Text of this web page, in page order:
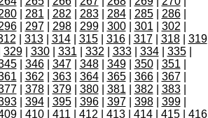
| 281 282 283| 284| 285| 286|
| 297| 298| 299| 300| 301 302
313| 314| 315| 316| 317| 318| 319
329| 330| 331 332 333| 334| 335|
| 346| 347| 348| 349| 350| 351
362 363| 364| 365| 366| 367|
| 378| 379| 380| 381 382 383|
| 394| 395| 396| 397| 398| 399|
| 410| 411 412 413| 414| 415| 416